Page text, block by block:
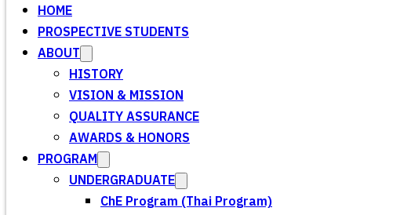
HOME
PROSPECTIVE STUDENTS
ABOUT
HISTORY
VISION & MISSION
QUALITY ASSURANCE
AWARDS & HONORS
PROGRAM
UNDERGRADUATE
ChE Program (Thai Program)